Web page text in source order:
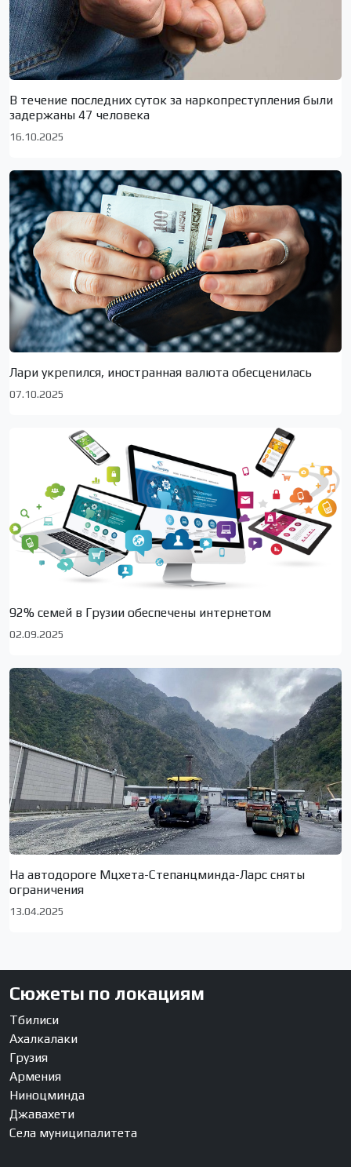
В течение последних суток за наркопреступления были
задержаны 47 человека
16.10.2025
Лари укрепился, иностранная валюта обесценилась
07.10.2025
92% семей в Грузии обеспечены интернетом
02.09.2025
На автодороге Мцхета-Степанцминда-Ларс сняты
ограничения
13.04.2025
Сюжеты по локациям
Тбилиси
Ахалкалаки
Грузия
Армения
Ниноцминда
Джавахети
Села муниципалитета